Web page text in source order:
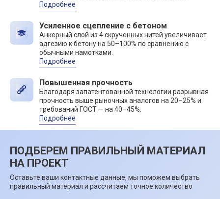
Подробнее
Усиленное сцепление с бетоном
Анкерный слой из 4 скрученных нитей увеличивает
адгезию к бетону на 50–100% по сравнению с
обычными намотками.
Подробнее
Повышенная прочность
Благодаря запатентованной технологии разрывная
прочность выше рыночных аналогов на 20–25% и
требований ГОСТ — на 40–45%.
Подробнее
ПОДБЕРЕМ ПРАВИЛЬНЫЙ МАТЕРИАЛ
НА ПРОЕКТ
Оставьте ваши контактные данные, мы поможем выбрать
правильный материал и рассчитаем точное количество